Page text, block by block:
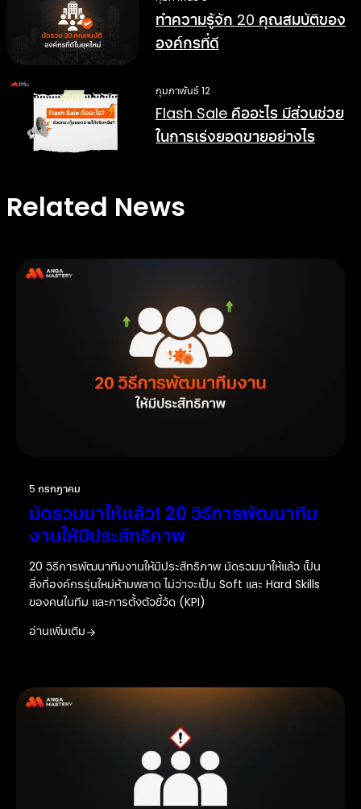
ทำความรู้จัก 20 คุณสมบัติของ
องค์กรที่ดี
กุมภาพันธ์ 12
Flash Sale คืออะไร มีส่วนช่วย
ในการเร่งยอดขายอย่างไร
Related News
5 กรกฎาคม
มัดรวมมาให้แล้ว! 20 วิธีการพัฒนาทีม
งานให้มีประสิทธิภาพ
20 วิธีการพัฒนาทีมงานให้มีประสิทธิภาพ มัดรวมมาให้แล้ว เป็น
สิ่งที่องค์กรรุ่นใหม่ห้ามพลาด ไม่ว่าจะเป็น Soft และ Hard Skills
ของคนในทีม และการตั้งตัวชี้วัด (KPI)
อ่านเพิ่มเติม